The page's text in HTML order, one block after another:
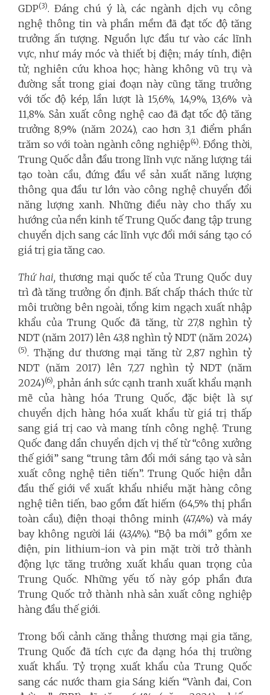
GDP(3). Đáng chú ý là, các ngành dịch vụ công
nghệ thông tin và phần mềm đã đạt tốc độ tăng
trưởng ấn tượng. Nguồn lực đầu tư vào các lĩnh
vực, như máy móc và thiết bị điện; máy tính, điện
tử; nghiên cứu khoa học; hàng không vũ trụ và
đường sắt trong giai đoạn này cũng tăng trưởng
với tốc độ kép, lần lượt là 15,6%, 14,9%, 13,6% và
11,8%. Sản xuất công nghệ cao đã đạt tốc độ tăng
trưởng 8,9% (năm 2024), cao hơn 3,1 điểm phần
trăm so với toàn ngành công nghiệp(4). Đồng thời,
Trung Quốc dẫn đầu trong lĩnh vực năng lượng tái
tạo toàn cầu, đứng đầu về sản xuất năng lượng
thông qua đầu tư lớn vào công nghệ chuyển đổi
năng lượng xanh. Những điều này cho thấy xu
hướng của nền kinh tế Trung Quốc đang tập trung
chuyển dịch sang các lĩnh vực đổi mới sáng tạo có
giá trị gia tăng cao.
Thứ hai, thương mại quốc tế của Trung Quốc duy
trì đà tăng trưởng ổn định. Bất chấp thách thức từ
môi trường bên ngoài, tổng kim ngạch xuất nhập
khẩu của Trung Quốc đã tăng, từ 27,8 nghìn tỷ
NDT (năm 2017) lên 43,8 nghìn tỷ NDT (năm 2024)
(5). Thặng dư thương mại tăng từ 2,87 nghìn tỷ
NDT (năm 2017) lên 7,27 nghìn tỷ NDT (năm
2024)(6), phản ánh sức cạnh tranh xuất khẩu mạnh
mẽ của hàng hóa Trung Quốc, đặc biệt là sự
chuyển dịch hàng hóa xuất khẩu từ giá trị thấp
sang giá trị cao và mang tính công nghệ. Trung
Quốc đang dần chuyển dịch vị thế từ “công xưởng
thế giới” sang “trung tâm đổi mới sáng tạo và sản
xuất công nghệ tiên tiến”. Trung Quốc hiện dẫn
đầu thế giới về xuất khẩu nhiều mặt hàng công
nghệ tiên tiến, bao gồm đất hiếm (64,5% thị phần
toàn cầu), điện thoại thông minh (47,4%) và máy
bay không người lái (43,4%). “Bộ ba mới” gồm xe
điện, pin lithium-ion và pin mặt trời trở thành
động lực tăng trưởng xuất khẩu quan trọng của
Trung Quốc. Những yếu tố này góp phần đưa
Trung Quốc trở thành nhà sản xuất công nghiệp
hàng đầu thế giới.
Trong bối cảnh căng thẳng thương mại gia tăng,
Trung Quốc đã tích cực đa dạng hóa thị trường
xuất khẩu. Tỷ trọng xuất khẩu của Trung Quốc
sang các nước tham gia Sáng kiến “Vành đai, Con